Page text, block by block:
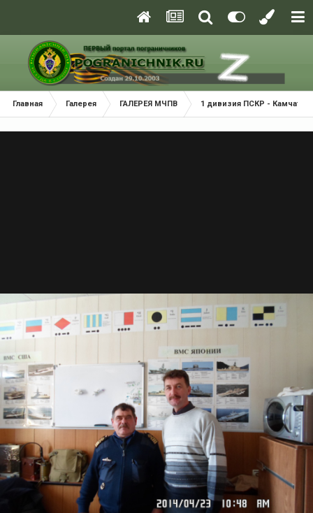
Главная Галерея ГАЛЕРЕЯ МЧПВ 1 дивизия ПСКР - Камчатка